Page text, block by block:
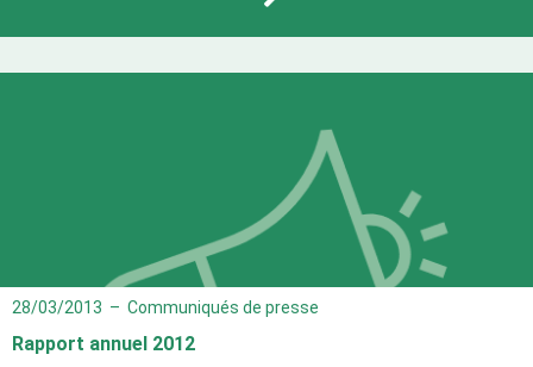
28/03/2013 – Communiqués de presse
Rapport annuel 2012